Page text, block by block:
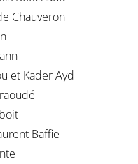
Chauveron
et Kader Ayd
Baffie